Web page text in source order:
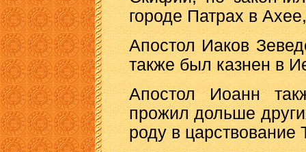
городе Патрах в
Апостол Иаков
также был казнен в
Апостол Иоанн
прожил дольше
роду в